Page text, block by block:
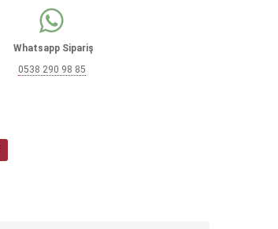
Whatsapp Sipariş
0538 290 98 85